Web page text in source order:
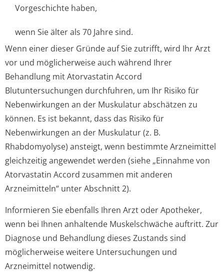
Vorgeschichte ha­ben,
wenn Sie älter als 70 Jahre sind.
Wenn einer dieser Gründe auf Sie zutrifft, wird Ihr Arzt
vor und möglicherweise auch während Ihrer
Behandlung mit Atorvastatin Accord
Blutuntersuchungen durchfuhren, um Ihr Risiko für
Nebenwirkungen an der Muskulatur abschätzen zu
können. Es ist bekannt, dass das Risiko für
Nebenwirkungen an der Muskulatur (z. B.
Rhabdomyolyse) ansteigt, wenn bestimmte Arzneimittel
gleichzeitig angewendet werden (siehe „Einnahme von
Atorvastatin Accord zusammen mit anderen
Arzneimitteln“ unter Abschnitt 2).
Informieren Sie ebenfalls Ihren Arzt oder Apotheker,
wenn bei Ihnen anhaltende Muskelschwäche auftritt. Zur
Diagnose und Behandlung dieses Zustands sind
möglicherweise weitere Untersuchungen und
Arzneimittel notwendig.